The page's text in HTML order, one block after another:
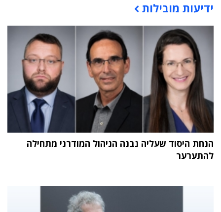
תוכן פרסומי
ידיעות מובילות
הנחת היסוד שעליה נבנה הניהול המודרני מתחילה
להתערער